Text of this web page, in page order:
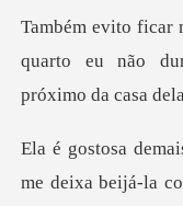
quarto eu não
me deixa beijá-la